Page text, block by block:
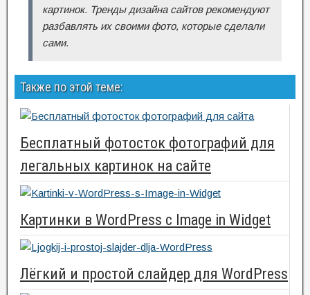
картинок. Тренды дизайна сайтов рекомендуют
разбавлять их своими фото, которые сделали
сами.
Также по этой теме:
Бесплатный фотосток фотографий для
легальных картинок на сайте
Картинки в WordPress с Image in Widget
Лёгкий и простой слайдер для WordPress